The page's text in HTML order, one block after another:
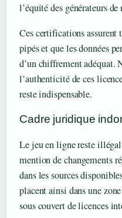
l’équité des générateurs
Ces certifications assurent
pipés et que les données
d’un chiffrement adéquat.
l’authenticité de ces
reste indispensable.
Cadre juridique
Le jeu en ligne reste
mention de changements
dans les sources
placent ainsi dans une
sous couvert de licences